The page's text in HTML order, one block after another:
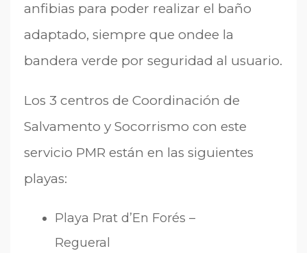
anfibias para poder realizar el baño
adaptado, siempre que ondee la
bandera verde por seguridad al usuario.
Los 3 centros de Coordinación de
Salvamento y Socorrismo con este
servicio PMR están en las siguientes
playas:
Playa Prat d’En Forés –
Regueral